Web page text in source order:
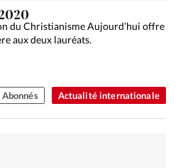
Actualité internationale
du Christianisme Aujourd’hui offre
aux deux lauréats.
Abonnés